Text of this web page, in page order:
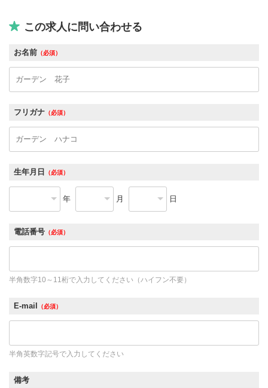
この求人に問い合わせる
お名前 （必須）
フリガナ （必須）
生年月日 （必須）
年 月 日
電話番号 （必須）
半角数字10～11桁で入力してください（ハイフン不要）
E-mail （必須）
半角英数字記号で入力してください
備考